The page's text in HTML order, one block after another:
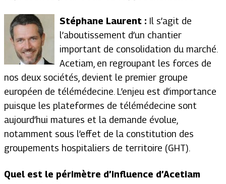
Stéphane Laurent : Il s’agit de
l’aboutissement d’un chantier
important de consolidation du marché.
Acetiam, en regroupant les forces de
nos deux sociétés, devient le premier groupe
européen de télémédecine. L’enjeu est d’importance
puisque les plateformes de télémédecine sont
aujourd’hui matures et la demande évolue,
notamment sous l’effet de la constitution des
groupements hospitaliers de territoire (GHT).
Quel est le périmètre d’influence d’Acetiam